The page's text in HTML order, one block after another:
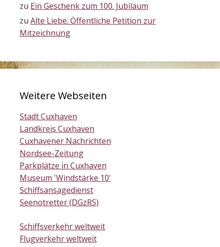
zu Ein Geschenk zum 100. Jubiläum
zu Alte Liebe: Öffentliche Petition zur
Mitzeichnung
Weitere Webseiten
Stadt Cuxhaven
Landkreis Cuxhaven
Cuxhavener Nachrichten
Nordsee-Zeitung
Parkplätze in Cuxhaven
Museum 'Windstärke 10'
Schiffsansagedienst
Seenotretter (DGzRS)
Schiffsverkehr weltweit
Flugverkehr weltweit